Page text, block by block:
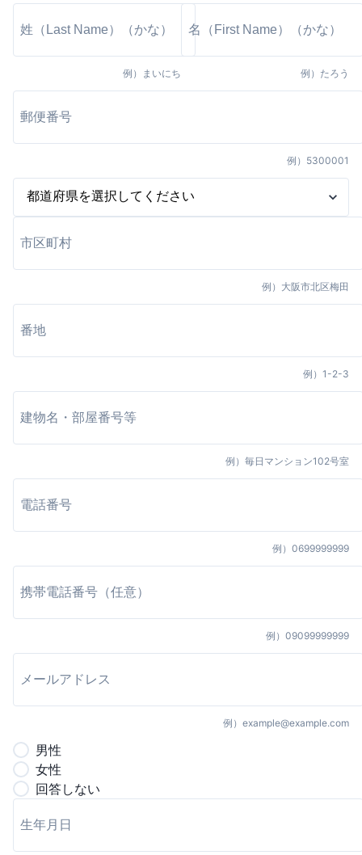
例） まいにち 例） たろう
例） 5300001
例） 大阪市北区梅田
例） 1-2-3
例） 毎日マンション102号室
例） 0699999999
例） 09099999999
例） example@example.com
男性
女性
回答しない